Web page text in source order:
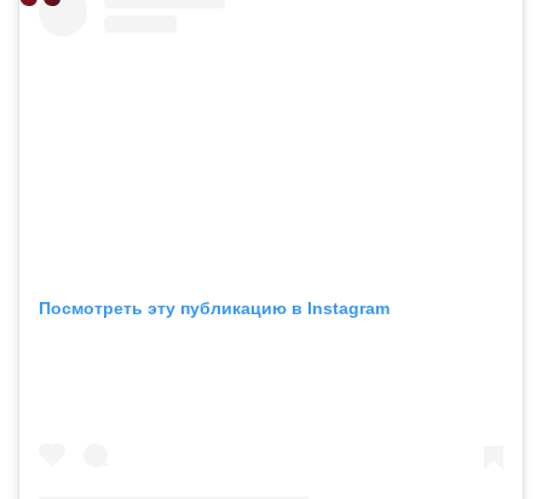
Посмотреть эту публикацию в Instagram